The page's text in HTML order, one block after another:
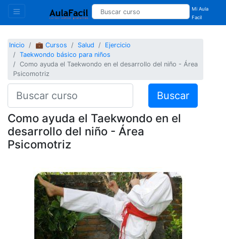
Mi Aula
Facil
Inicio 💼 Cursos Salud
Ejercicio
Taekwondo básico para niños
Como ayuda el Taekwondo en el desarrollo del niño - Área
Psicomotriz
Buscar
Como ayuda el Taekwondo en el
desarrollo del niño - Área
Psicomotriz